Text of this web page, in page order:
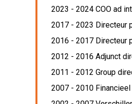
2023 - 2024 COO ad
2017 - 2023 Directeur
2016 - 2017 Directeur
2012 - 2016 Adjunct
2011 - 2012 Group
2007 - 2010